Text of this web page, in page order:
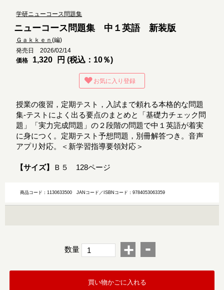
学研ニューコース問題集
ニューコース問題集 中１英語 新装版
Ｇａｋｋｅｎ(編)
発売日 2026/02/14
価格
1,320 円 (税込：10％)
お気に入り登録
授業の復習，定期テスト，入試まで頼れる本格的な問題
集-テストによく出る要点のまとめと「基礎力チェック問
題」「実力完成問題」の２段階の問題で中１英語が着実
に身につく。定期テスト予想問題，別冊解答つき。音声
アプリ対応。＜新学習指導要領対応＞
【サイズ】 Ｂ５ 128ページ
商品コード：1130633500JANコード／ISBNコード：9784053063359
数量 + -
買い物かごに入れる